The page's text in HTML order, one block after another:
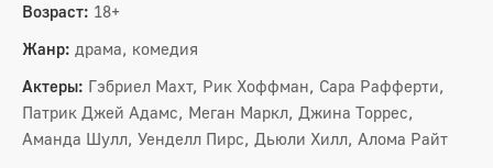
Возраст: 18+
Жанр: драма, комедия
Актеры: Гэбриел Махт, Рик Хоффман, Сара Рафферти,
Патрик Джей Адамс, Меган Маркл, Джина Торрес,
Аманда Шулл, Уенделл Пирс, Дьюли Хилл, Алома Райт